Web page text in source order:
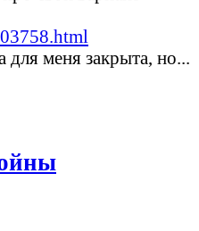
для меня закрыта, но...